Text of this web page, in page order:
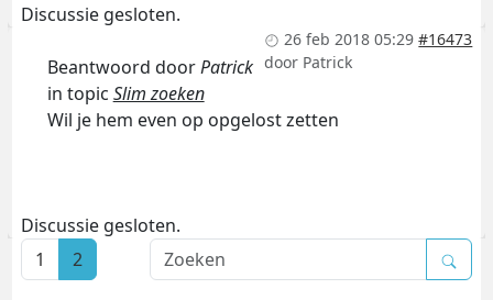
Discussie gesloten.
26 feb 2018 05:29 #16473
door Patrick
Beantwoord doorPatrick
in topic Slim zoeken
Wil je hem even op opgelost zetten
Discussie gesloten.
1
2